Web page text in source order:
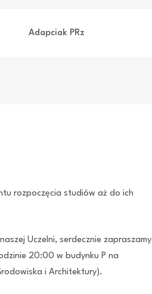
Adapciak PRz
rozpoczęcia studiów aż do ich
Uczelni, serdecznie zapraszamy
20:00 w budynku P na
i Architektury).